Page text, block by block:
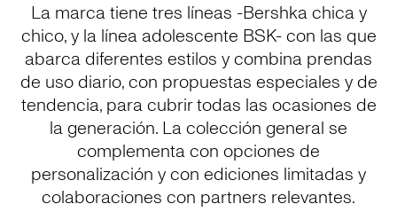
La marca tiene tres líneas -Bershka chica y
chico, y la línea adolescente BSK- con las que
abarca diferentes estilos y combina prendas
de uso diario, con propuestas especiales y de
tendencia, para cubrir todas las ocasiones de
la generación. La colección general se
complementa con opciones de
personalización y con ediciones limitadas y
colaboraciones con partners relevantes.